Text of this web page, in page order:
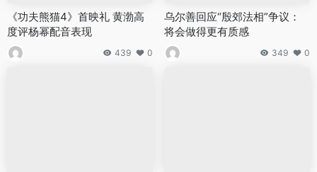
《功夫熊猫4》首映礼 黄渤高
度评杨幂配音表现
439 0
乌尔善回应“殷郊法相”争议：
将会做得更有质感
349 0